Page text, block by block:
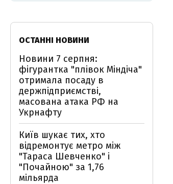
ОСТАННІ НОВИНИ
Новини 7 серпня:
фігурантка "плівок Міндіча"
отримала посаду в
держпідприємстві,
масована атака РФ на
Укрнафту
Київ шукає тих, хто
відремонтує метро між
"Тараса Шевченко" і
"Почайною" за 1,76
мільярда